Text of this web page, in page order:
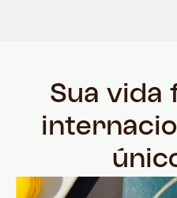
Sua vida